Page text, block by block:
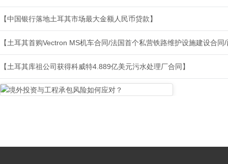
【中国银行落地土耳其市场最大金额人民币贷款】
【土耳其首购Vectron MS机车合同/法国首个私营铁路维护设施建设合
【土耳其库祖公司获得科威特4.889亿美元污水处理厂合同】